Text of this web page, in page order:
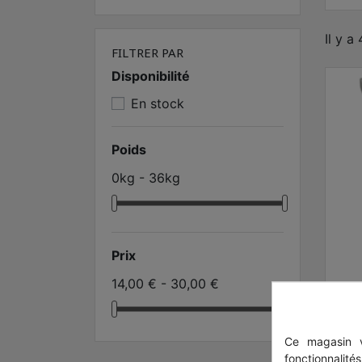
FILTRER PAR
Disponibilité
En stock
Poids
0kg - 36kg
Prix
14,00 € - 30,00 €
Il y a
Ce magasin